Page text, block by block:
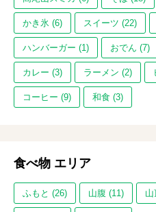
かき氷 (6) スイーツ (22)
ハンバーガー (1) おでん (7)
カレー (3) ラーメン (2)
コーヒー (9) 和食 (3)
食べ物 エリア
ふもと (26) 山腹 (11) 山